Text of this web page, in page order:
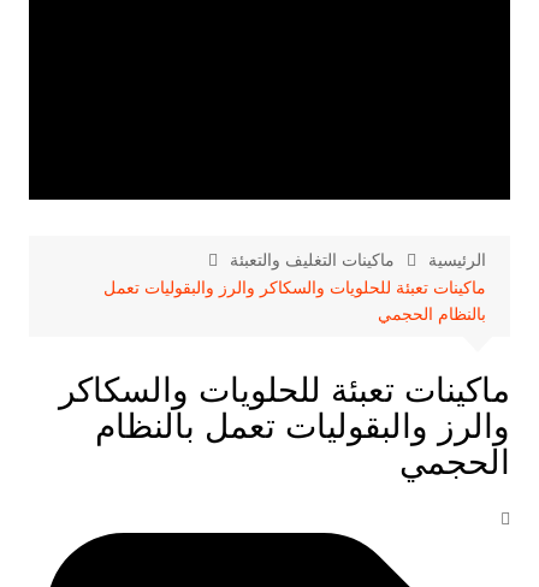
الرئيسية
ماكينات التغليف والتعبئة
ماكينات تعبئة للحلويات والسكاكر والرز والبقوليات تعمل
بالنظام الحجمي
ماكينات تعبئة للحلويات والسكاكر
والرز والبقوليات تعمل بالنظام
الحجمي